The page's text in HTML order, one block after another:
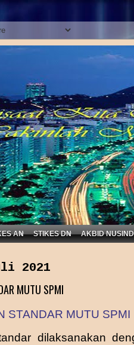
AN STIKES DN AKBID
2021
MUTU SPMI
STANDAR MUTU SPMI
dilaksanakan